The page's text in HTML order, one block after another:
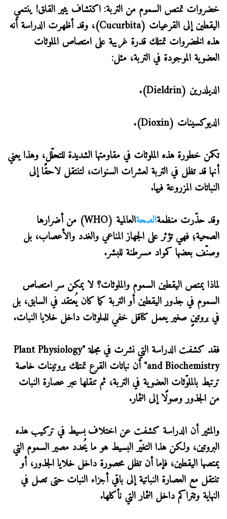
خضروات تمتص السموم من التربة: اكتشاف يثير القلق! ينتمي
اليقطين إلى القرعيات (Cucurbita)، وقد أظهرت الدراسة أنه
هذه الخضروات تمتلك قدرة غريبة على امتصاص الملوثات
العضوية الموجودة في التربة، مثل:
الديلدرين (Dieldrin).
الديوكسينات (Dioxin).
تكمن خطورة هذه الملوثات في مقاومتها الشديدة للتحلّل، وهذا يعني
أنها قد تظل في التربة لعشرات السنوات، لتنتقل لاحقًا إلى
النباتات المزروعة فيها.
وقد حذّرت منظمةالصحة
العالمية (WHO) من أضرارها
الصحية؛ فهي تؤثر على الجهاز المناعي والغدد والأعصاب، بل
وصنّف بعضها كمواد مسرطنة للبشر.
لماذا يمتص اليقطين السموم والملوثات؟ لا يمكن سر امتصاص
السموم في جذور اليقطين أو التربة كما كان يُعتقد في السابق، بل
في بروتينٍ صغير يعمل كناقل خفي للملوثات داخل خلايا النبات.
فقد كشفت الدراسة التي نشرت في مجلة "Plant Physiology
and Biochemistry" أن نباتات القرع تمتلك بروتينات خاصة
ترتبط بالملوّثات العضوية في التربة، ثم تنقلها عبر عصارة النبات
من الجذور وصولًا إلى الثمار.
والمثير أن الدراسة كشفت عن اختلاف بسيط في تركيب هذه
البروتين، ولكن هذا التغيّر البسيط هو ما يُحدد مصير السموم التي
يمتصها اليقطين، فإما أن تظل محصورة داخل خلايا الجذور، أو
تنتقل مع العصارة النباتية إلى باقي أجزاء النبات حتى تصل في
النهاية وتتراكم داخل الثمار التي نأكلها.